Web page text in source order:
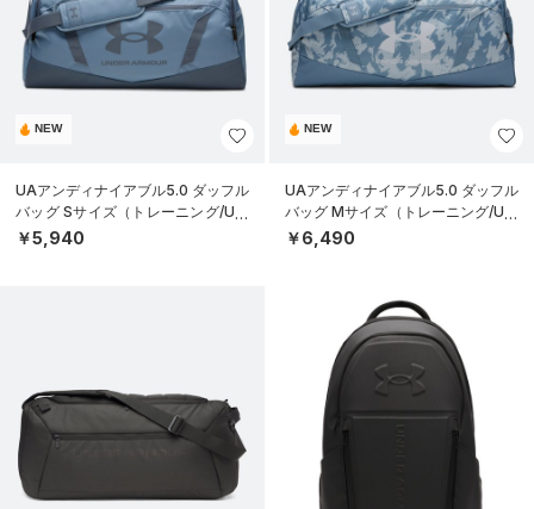
NEW
UAアンディナイアブル5.0 ダッフル
バッグ Sサイズ（トレーニング/UNI
SEX）
￥5,940
NEW
UAアンディナイアブル5.0 ダッフル
バッグ Mサイズ（トレーニング/UNI
SEX）
￥6,490